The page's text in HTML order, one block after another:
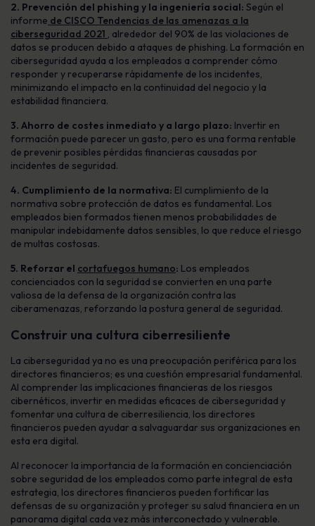
2. Prevención del phishing y la ingeniería social: Según el
informe de CISCO Tendencias de las amenazas a la
ciberseguridad 2021 , alrededor del 90% de las violaciones de
datos se producen debido a ataques de phishing. La formación en
ciberseguridad ayuda a los empleados a comprender cómo
responder y recuperarse rápidamente de los incidentes,
minimizando el impacto en la continuidad del negocio y la
estabilidad financiera.
3. Ahorro de costes inmediato y a largo plazo: Invertir en
formación puede parecer un gasto, pero es una forma rentable
de prevenir posibles pérdidas financieras causadas por
incidentes de seguridad.
4. Cumplimiento de la normativa: El cumplimiento de la
normativa sobre protección de datos es fundamental. Los
empleados bien formados tienen menos probabilidades de
manipular indebidamente datos sensibles, lo que reduce el riesgo
de multas costosas.
5. Reforzar el cortafuegos humano: Los empleados
concienciados con la seguridad se convierten en una parte
valiosa de la defensa de la organización contra las
ciberamenazas, reforzando la postura general de seguridad.
Construir una cultura ciberresiliente
La ciberseguridad ya no es una preocupación periférica para los
directores financieros; es una cuestión empresarial fundamental.
Al comprender las implicaciones financieras de los riesgos
cibernéticos, invertir en medidas eficaces de ciberseguridad y
fomentar una cultura de ciberresiliencia, los directores
financieros pueden ayudar a salvaguardar sus organizaciones en
esta era digital.
Al reconocer la importancia de la formación en concienciación
sobre seguridad de los empleados como parte integral de esta
estrategia, los directores financieros pueden fortificar las
defensas de su organización y proteger su salud financiera en un
panorama digital cada vez más interconectado y vulnerable.